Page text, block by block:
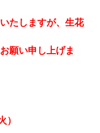
たしますが、生花
願い申し上げま
）